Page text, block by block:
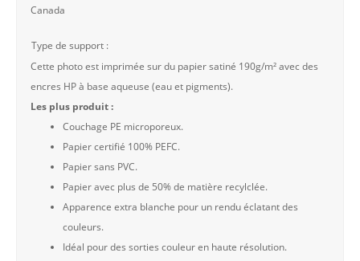
Canada
Type de support :
Cette photo est imprimée sur du papier satiné 190g/m² avec des
encres HP à base aqueuse (eau et pigments).
Les plus produit :
Couchage PE microporeux.
Papier certifié 100% PEFC.
Papier sans PVC.
Papier avec plus de 50% de matière recylclée.
Apparence extra blanche pour un rendu éclatant des
couleurs.
Idéal pour des sorties couleur en haute résolution.